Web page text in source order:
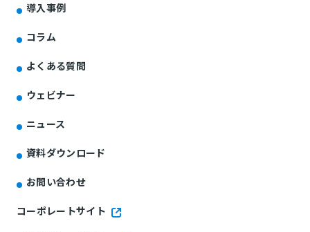
導入事例
コラム
よくある質問
ウェビナー
ニュース
資料ダウンロード
お問い合わせ
コーポレートサイト